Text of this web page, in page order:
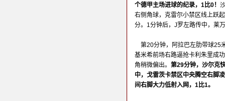
个德甲主场进球的纪录，1比0！
右侧角球，克雷尔小禁区线上跃
分。1分钟后，J罗左路传中，莱
第20分钟，阿拉巴左肋带球25
基米希前场右路逼抢卡利朱里成
角稍微偏出。 第29分钟，沙尔克
中，戈雷茨卡禁区中央腾空右脚
间右脚大力低射入网，1比1。